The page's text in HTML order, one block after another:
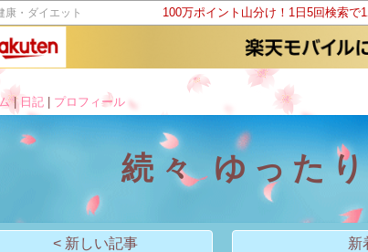
康・ダイエット 100万ポイント山分け！1日5回検索で
| 日記 プロフィール
続々 ゆった
< 新しい記事 新